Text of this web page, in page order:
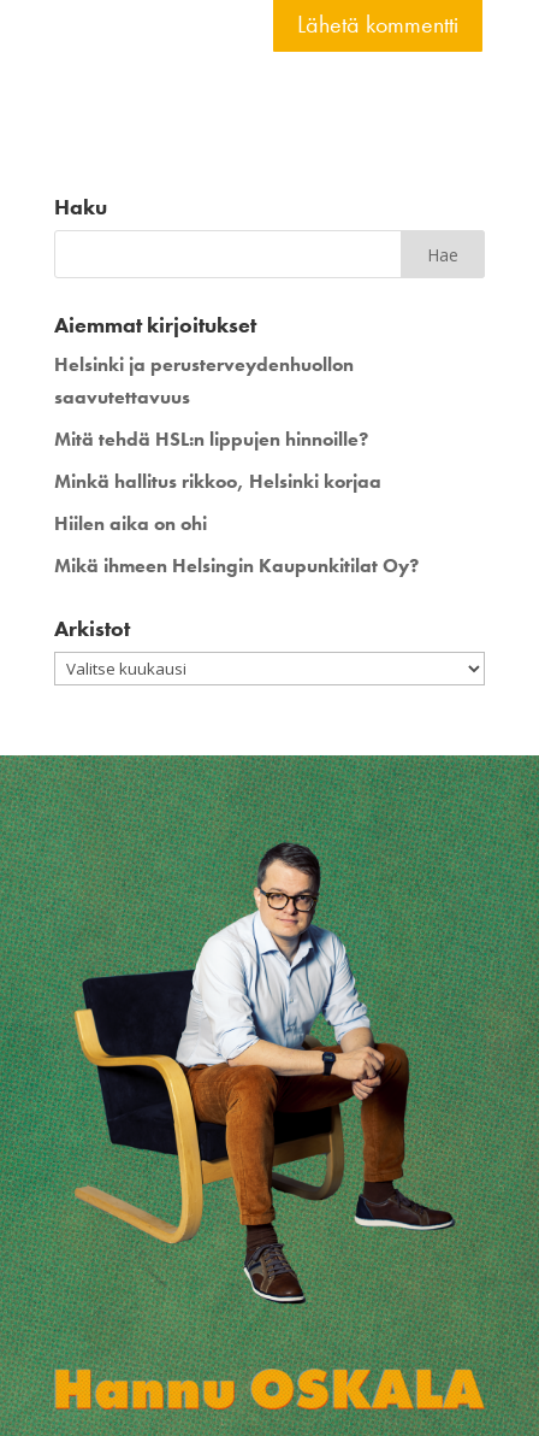
Haku
Aiemmat kirjoitukset
Helsinki ja perusterveydenhuollon
saavutettavuus
Mitä tehdä HSL:n lippujen hinnoille?
Minkä hallitus rikkoo, Helsinki korjaa
Hiilen aika on ohi
Mikä ihmeen Helsingin Kaupunkitilat Oy?
Arkistot
Arkistot